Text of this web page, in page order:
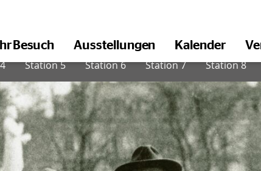
Ihr Besuch Ausstellungen Kalender
Station 5 Station 6 Station 7 Station 8